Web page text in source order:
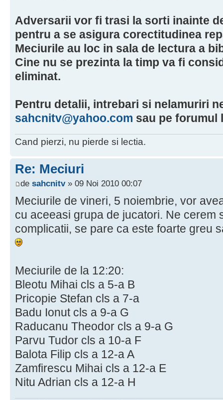
Adversarii vor fi trasi la sorti inainte
pentru a se asigura corectitudinea
Meciurile au loc in sala de lectura a
Cine nu se prezinta la timp va fi
eliminat.
Pentru detalii, intrebari si nelamuriri
sahcnitv@yahoo.com sau pe forumul
Cand pierzi, nu pierde si lectia.
Re: Meciuri
de sahcnitv» 09 Noi 2010 00:07
Meciurile de vineri, 5 noiembrie, vor
cu aceeasi grupa de jucatori. Ne cerem
complicatii, se pare ca este foarte greu
Meciurile de la 12:20:
Bleotu Mihai cls a 5-a B
Pricopie Stefan cls a 7-a
Badu Ionut cls a 9-a G
Raducanu Theodor cls a 9-a G
Parvu Tudor cls a 10-a F
Balota Filip cls a 12-a A
Zamfirescu Mihai cls a 12-a E
Nitu Adrian cls a 12-a H